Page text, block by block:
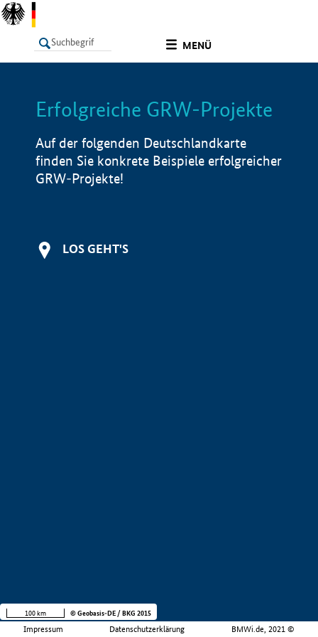
MENÜ
LISTE Info
Erfolgreiche GRW-Projekte
Auf der folgenden Deutschlandkarte
finden Sie konkrete Beispiele erfolgreicher
GRW-Projekte!
LOS GEHT'S
Impressum Datenschutzerklärung BMWi.de, 2021 ©
100 km © Geobasis-DE / BKG 2015